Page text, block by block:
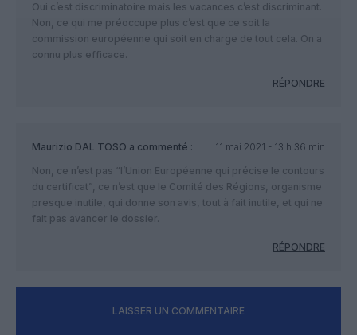
Oui c’est discriminatoire mais les vacances c’est discriminant.
Non, ce qui me préoccupe plus c’est que ce soit la
commission européenne qui soit en charge de tout cela. On a
connu plus efficace.
RÉPONDRE
Maurizio DAL TOSO a commenté :
11 mai 2021 - 13 h 36 min
Non, ce n’est pas “l’Union Européenne qui précise le contours
du certificat”, ce n’est que le Comité des Régions, organisme
presque inutile, qui donne son avis, tout à fait inutile, et qui ne
fait pas avancer le dossier.
RÉPONDRE
LAISSER UN COMMENTAIRE